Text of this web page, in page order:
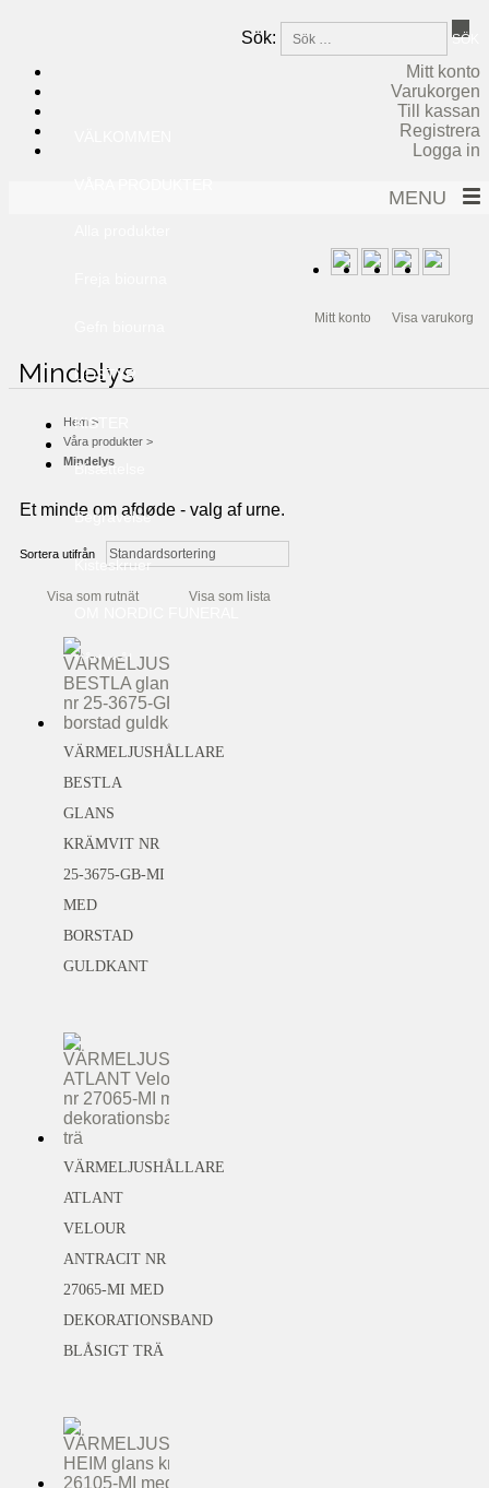
Bestla biourna
Borr bio urns
Buri bio urns
Heim biourna
Atlant biourna
Thor biourns
Frej, Frigg, Flint
Natur och ull biourna
Massiv urna
Hav urna
Barnurnor och kistor
Tillbehör
Symboler
Mindelys
UDSTYR
KISTER
Bisættelse
Begravelse
Kisteskruer
Vårt mål
Grundare
Vår logga
KONTAKT
TO CREMATORIUMS
Sök: SÖK
Mitt konto
Varukorgen
Till kassan
Registrera
Logga in
MENU
Hem >
Våra produkter >
Mindelys
Mitt konto Visa varukorg
Mindelys
Et minde om afdøde - valg af urne.
Visa som rutnät Visa som lista
Sortera utifrån
VÄRMELJUSHÅLLARE
BESTLA
GLANS
KRÄMVIT NR
25-3675-GB-MI
MED
BORSTAD
GULDKANT
VÄRMELJUSHÅLLARE
ATLANT
VELOUR
ANTRACIT NR
27065-MI MED
DEKORATIONSBAND
BLÅSIGT TRÄ